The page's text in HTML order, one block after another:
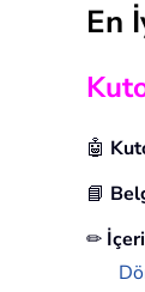
En
🤖
📘
✏